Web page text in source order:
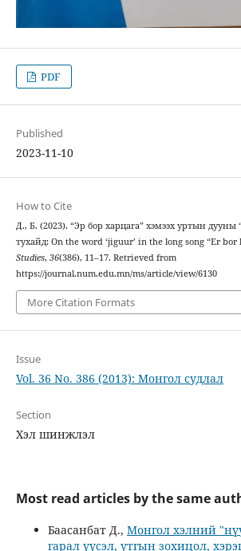
PDF
Published
2023-11-10
How to Cite
Д., Б. (2023). “Эр бор харцага” хэмээх уртын дууны
тухайд: On the word ‘jiguur’ in the long song “Er bor
Studies, 36(386), 11–17. Retrieved from
https://journal.num.edu.mn/ms/article/view/6130
More Citation Formats
Issue
Vol. 36 No. 386 (2013): Монгол судлал
Section
Хэл шинжлэл
Most read articles by the same
Баасанбат Д., Монгол хэлний
гарал үүсэл, утгын зохицол,